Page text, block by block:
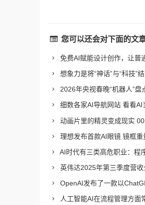
您可以还会对下面的文
免费AI赋能设计创作，让普
想象力是将“神话”与“科技”
2026年央视春晚“机器人”
细数各家AI导航网站 看看
动画片里的精灵变成现实
理想发布首款AI眼镜 镜框
AI时代有三类高危职业：程
英伟达2025年第三季度营
OpenAI发布了一款以
人工智能AI在流程管理方面